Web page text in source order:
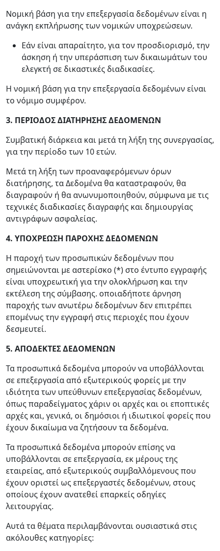
Νομική βάση για την επεξεργασία δεδομένων είναι η
ανάγκη εκπλήρωσης των νομικών υποχρεώσεων.
Εάν είναι απαραίτητο, για τον προσδιορισμό, την
άσκηση ή την υπεράσπιση των δικαιωμάτων του
ελεγκτή σε δικαστικές διαδικασίες.
Η νομική βάση για την επεξεργασία δεδομένων είναι
το νόμιμο συμφέρον.
3. ΠΕΡΙΟΔΟΣ ΔΙΑΤΗΡΗΣΗΣ ΔΕΔΟΜΕΝΩΝ
Συμβατική διάρκεια και μετά τη λήξη της συνεργασίας,
για την περίοδο των 10 ετών.
Μετά τη λήξη των προαναφερόμενων όρων
διατήρησης, τα Δεδομένα θα καταστραφούν, θα
διαγραφούν ή θα ανωνυμοποιηθούν, σύμφωνα με τις
τεχνικές διαδικασίες διαγραφής και δημιουργίας
αντιγράφων ασφαλείας.
4. ΥΠΟΧΡΕΩΣΗ ΠΑΡΟΧΗΣ ΔΕΔΟΜΕΝΩΝ
Η παροχή των προσωπικών δεδομένων που
σημειώνονται με αστερίσκο (*) στο έντυπο εγγραφής
είναι υποχρεωτική για την ολοκλήρωση και την
εκτέλεση της σύμβασης. οποιαδήποτε άρνηση
παροχής των ανωτέρω δεδομένων δεν επιτρέπει
επομένως την εγγραφή στις περιοχές που έχουν
δεσμευτεί.
5. ΑΠΟΔΕΚΤΕΣ ΔΕΔΟΜΕΝΩΝ
Τα προσωπικά δεδομένα μπορούν να υποβάλλονται
σε επεξεργασία από εξωτερικούς φορείς με την
ιδιότητα των υπεύθυνων επεξεργασίας δεδομένων,
όπως παραδείγματος χάριν οι αρχές και οι εποπτικές
αρχές και, γενικά, οι δημόσιοι ή ιδιωτικοί φορείς που
έχουν δικαίωμα να ζητήσουν τα δεδομένα.
Τα προσωπικά δεδομένα μπορούν επίσης να
υποβάλλονται σε επεξεργασία, εκ μέρους της
εταιρείας, από εξωτερικούς συμβαλλόμενους που
έχουν οριστεί ως επεξεργαστές δεδομένων, στους
οποίους έχουν ανατεθεί επαρκείς οδηγίες
λειτουργίας.
Αυτά τα θέματα περιλαμβάνονται ουσιαστικά στις
ακόλουθες κατηγορίες: